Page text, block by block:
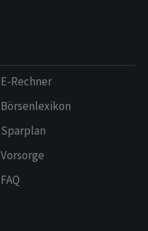
E-Rechner
Börsenlexikon
Sparplan
Vorsorge
FAQ